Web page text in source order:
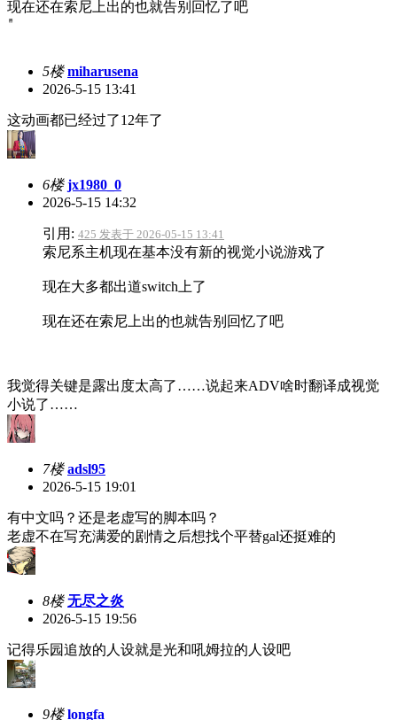
现在还在索尼上出的也就告别回忆了吧
5楼 miharusena
2026-5-15 13:41
这动画都已经过了12年了
6楼 jx1980_0
2026-5-15 14:32
引用: 425 发表于 2026-05-15 13:41
索尼系主机现在基本没有新的视觉小说游戏了
现在大多都出道switch上了
现在还在索尼上出的也就告别回忆了吧
我觉得关键是露出度太高了……说起来ADV啥时翻译成视觉
小说了……
7楼 adsl95
2026-5-15 19:01
有中文吗？还是老虚写的脚本吗？
老虚不在写充满爱的剧情之后想找个平替gal还挺难的
8楼 无尽之炎
2026-5-15 19:56
记得乐园追放的人设就是光和吼姆拉的人设吧
9楼 longfa